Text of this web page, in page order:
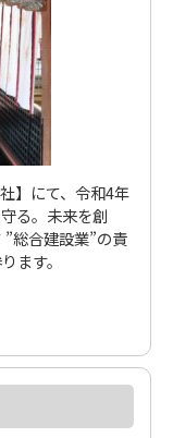
】にて、令和4年
る。未来を創
総合建設業”の責
ます。